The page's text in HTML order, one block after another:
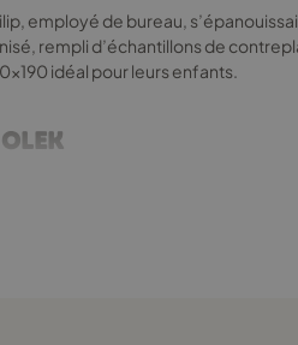
employé de bureau,
rempli d’échantillons de
idéal pour leurs enfants.